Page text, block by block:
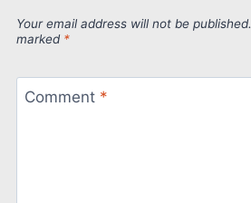
Your email address will not be published.
marked *
Comment *